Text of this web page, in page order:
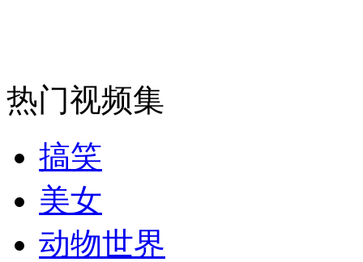
走！跟着总书记去植树
消防员救轻生者
热门视频集
搞笑
美女
动物世界